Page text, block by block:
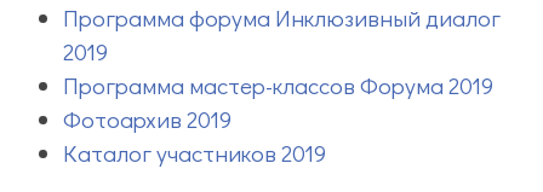
Программа форума Инклюзивный диалог
2019
Программа мастер-классов Форума 2019
Фотоархив 2019
Каталог участников 2019